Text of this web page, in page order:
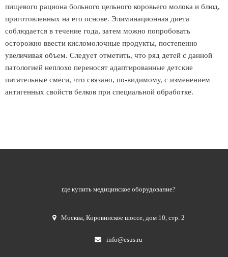
пищевого рациона больного цельного коровьего молока и блюд,
приготовленных на его основе. Элиминационная диета
соблюдается в течение года, затем можно попробовать
осторожно ввести кисломолочные продукты, постепенно
увеличивая объем. Следует отметить, что ряд детей с данной
патологией неплохо переносят адаптированные детские
питательные смеси, что связано, по-видимому, с изменением
антигенных свойств белков при специальной обработке.
где купить медицинское оборудование?
Москва,Коровинское шоссе, дом 10, стр. 2
info@esus.ru